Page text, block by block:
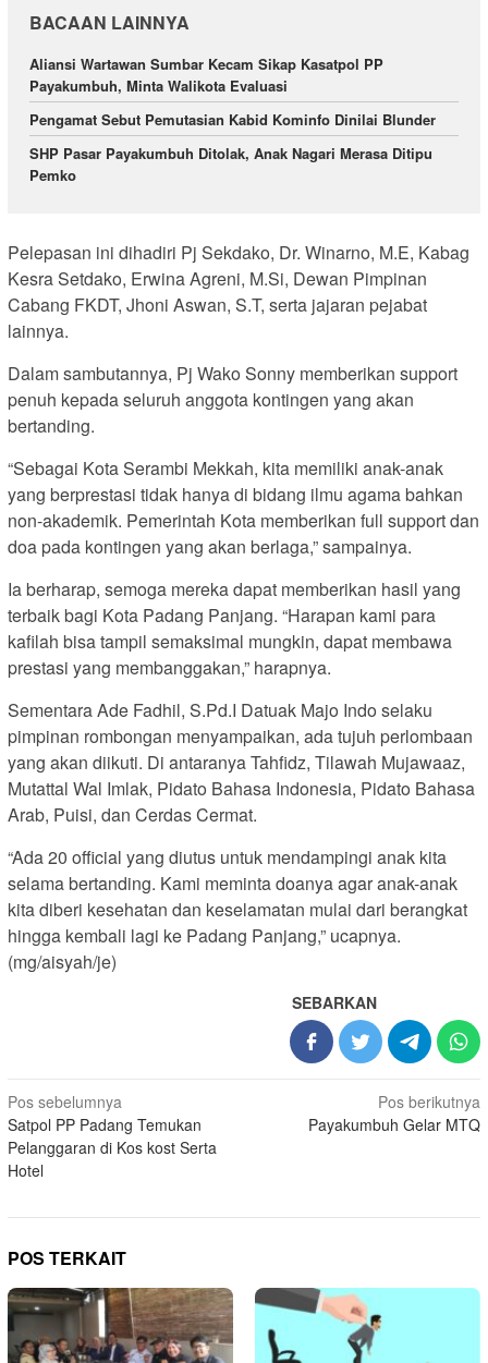
BACAAN LAINNYA
Aliansi Wartawan Sumbar Kecam Sikap Kasatpol PP
Payakumbuh, Minta Walikota Evaluasi
Pengamat Sebut Pemutasian Kabid Kominfo Dinilai Blunder
SHP Pasar Payakumbuh Ditolak, Anak Nagari Merasa Ditipu
Pemko
Pelepasan ini dihadiri Pj Sekdako, Dr. Winarno, M.E, Kabag
Kesra Setdako, Erwina Agreni, M.Si, Dewan Pimpinan
Cabang FKDT, Jhoni Aswan, S.T, serta jajaran pejabat
lainnya.
Dalam sambutannya, Pj Wako Sonny memberikan support
penuh kepada seluruh anggota kontingen yang akan
bertanding.
“Sebagai Kota Serambi Mekkah, kita memiliki anak-anak
yang berprestasi tidak hanya di bidang ilmu agama bahkan
non-akademik. Pemerintah Kota memberikan full support dan
doa pada kontingen yang akan berlaga,” sampainya.
Ia berharap, semoga mereka dapat memberikan hasil yang
terbaik bagi Kota Padang Panjang. “Harapan kami para
kafilah bisa tampil semaksimal mungkin, dapat membawa
prestasi yang membanggakan,” harapnya.
Sementara Ade Fadhil, S.Pd.I Datuak Majo Indo selaku
pimpinan rombongan menyampaikan, ada tujuh perlombaan
yang akan diikuti. Di antaranya Tahfidz, Tilawah Mujawaaz,
Mutattal Wal Imlak, Pidato Bahasa Indonesia, Pidato Bahasa
Arab, Puisi, dan Cerdas Cermat.
“Ada 20 official yang diutus untuk mendampingi anak kita
selama bertanding. Kami meminta doanya agar anak-anak
kita diberi kesehatan dan keselamatan mulai dari berangkat
hingga kembali lagi ke Padang Panjang,” ucapnya.
(mg/aisyah/je)
SEBARKAN
Navigasi
pos
Pos sebelumnya
Satpol PP Padang Temukan
Pelanggaran di Kos kost Serta
Hotel
Pos berikutnya
Payakumbuh Gelar MTQ
POS TERKAIT